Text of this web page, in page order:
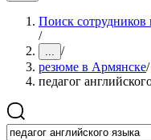
Поиск
/
... /
резюме в Армянске/
педагог